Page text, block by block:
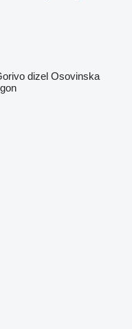
dizel Osovinska